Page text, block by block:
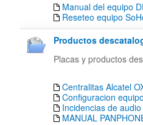
Manual del equipo
Reseteo equipo
Productos
Placas y productos
Centralitas Alcatel
Configuracion
Incidencias de
MANUAL